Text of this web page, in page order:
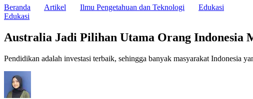
Beranda Artikel Ilmu Pengetahuan dan Teknologi
Edukasi
Edukasi
Australia Jadi Pilihan Utama Orang Indonesia
Pendidikan adalah investasi terbaik, sehingga banyak masyarakat Indonesia